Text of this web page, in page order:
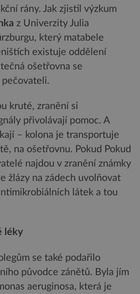
rány. Jak zjistil výzkum
z Univerzity Julia
který matabele
existuje oddělení
ošetřovna se
pečovateli.
kruté, zranění si
přivolávají pomoc. A
– kolona je transportuje
na ošetřovnu. Pokud Pokud
najdou v zranění známky
žlázy na zádech uvolňovat
látek a tou
léky
se také podařilo
původce zánětů. Byla jím
aeruginosa, která je